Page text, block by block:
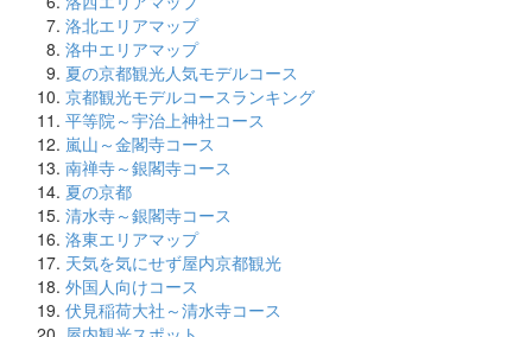
洛北エリアマップ
洛中エリアマップ
夏の京都観光人気モデルコース
京都観光モデルコースランキング
平等院～宇治上神社コース
嵐山～金閣寺コース
南禅寺～銀閣寺コース
夏の京都
清水寺～銀閣寺コース
洛東エリアマップ
天気を気にせず屋内京都観光
外国人向けコース
伏見稲荷大社～清水寺コース